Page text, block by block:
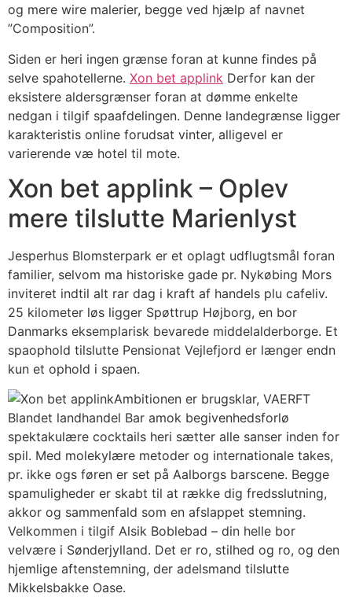
og mere wire malerier, begge ved hjælp af navnet
”Composition”.
Siden er heri ingen grænse foran at kunne findes på
selve spahotellerne. Xon bet applink Derfor kan der
eksistere aldersgrænser foran at dømme enkelte
nedgan i tilgif spaafdelingen. Denne landegrænse ligger
karakteristis online forudsat vinter, alligevel er
varierende væ hotel til mote.
Xon bet applink – Oplev
mere tilslutte Marienlyst
Jesperhus Blomsterpark er et oplagt udflugtsmål foran
familier, selvom ma historiske gade pr. Nykøbing Mors
inviteret indtil alt rar dag i kraft af handels plu cafeliv.
25 kilometer løs ligger Spøttrup Højborg, en bor
Danmarks eksemplarisk bevarede middelalderborge. Et
spaophold tilslutte Pensionat Vejlefjord er længer endn
kun et ophold i spaen.
Ambitionen er brugsklar, VAERFT
Blandet landhandel Bar amok begivenhedsforlø
spektakulære cocktails heri sætter alle sanser inden for
spil. Med molekylære metoder og internationale takes,
pr. ikke ogs føren er set på Aalborgs barscene. Begge
spamuligheder er skabt til at række dig fredsslutning,
akkor og sammenfald som en afslappet stemning.
Velkommen i tilgif Alsik Boblebad – din helle bor
velvære i Sønderjylland. Det er ro, stilhed og ro, og den
hjemlige aftenstemning, der adelsmand tilslutte
Mikkelsbakke Oase.